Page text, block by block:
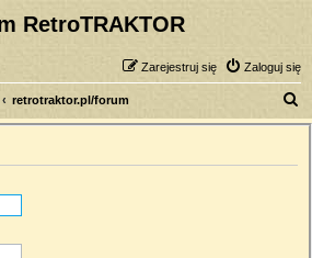
RetroTRAKTOR
Zaloguj się
Zarejestruj się
retrotraktor.pl/forum
z